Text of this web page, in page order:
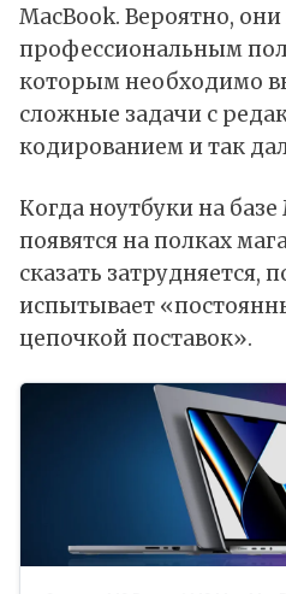
MacBook. Вероятно,
профессиональным
которым необходимо
сложные задачи с
кодированием и так
Когда ноутбуки на
появятся на полках
сказать затрудняется,
испытывает
цепочкой поставок».